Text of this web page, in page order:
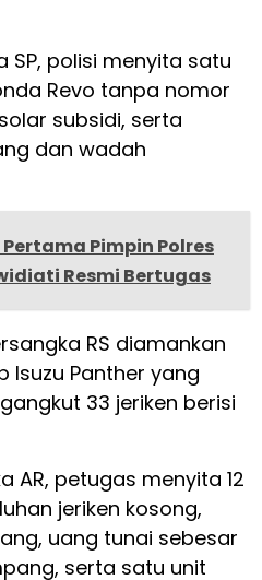
SP, polisi menyita satu
Revo tanpa nomor
subsidi, serta
dan wadah
Pimpin Polres
Resmi Bertugas
RS diamankan
Isuzu Panther yang
33 jeriken berisi
AR, petugas menyita 12
jeriken kosong,
uang tunai sebesar
serta satu unit